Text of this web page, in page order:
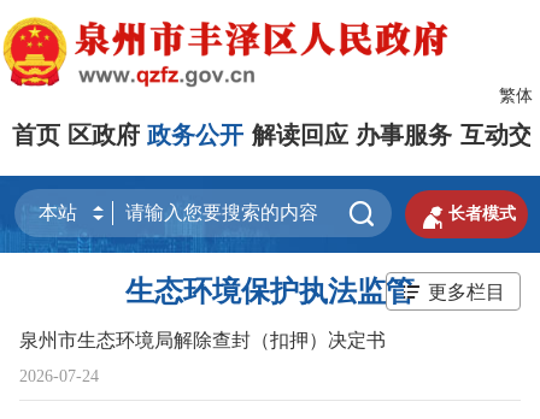
繁体
首页 区政府 政务公开 解读回应 办事服务 互动交
  长者模式
生态环境保护执法监管 更多栏目
2026-07-24
泉州市生态环境局解除查封（扣押）决定书